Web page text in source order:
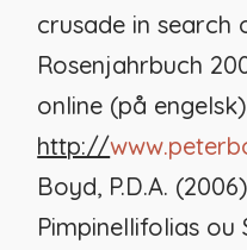
crusade in search
Rosenjahrbuch
online (på
http://
Boyd, P.D.A.
Pimpinellifolias ou